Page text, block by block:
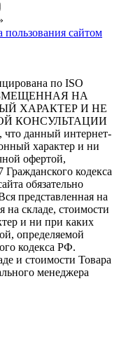
пользования сайтом
по ISO
НА
ХАРАКТЕР И НЕ
КОНСУЛЬТАЦИИ
данный интернет-
характер и ни
офертой,
кодекса
обязательно
представленная на
на складе, стоимости
и ни при каких
определяемой
кодекса РФ.
и стоимости Товара
менеджера